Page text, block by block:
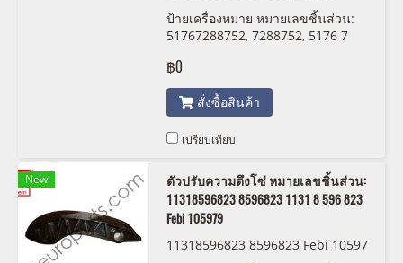
ป้ายเครื่องหมาย หมายเลขชิ้นส่วน:
51767288752, 7288752, 5176 7
฿0
สั่งซื้อสินค้า
เปรียบเทียบ
New
ตัวปรับความตึงโซ่ หมายเลขชิ้นส่วน:
11318596823 8596823 1131 8 596 823
Febi 105979
11318596823 8596823 Febi 10597